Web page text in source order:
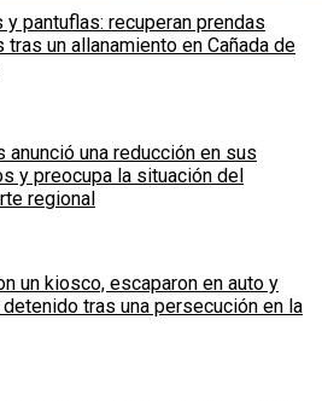
y pantuflas: recuperan prendas
tras un allanamiento en Cañada de
anunció una reducción en sus
y preocupa la situación del
regional
un kiosco, escaparon en auto y
tras una persecución en la